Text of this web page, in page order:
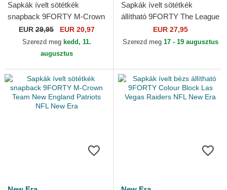
Sapkák ívelt sötétkék
snapback 9FORTY M-Crown
Team Houston Texans NFL
New Era
EUR29,95 EUR 20,97
Szerezd meg kedd, 11.
augusztus
Sapkák ívelt sötétkék
állítható 9FORTY The League
Tennessee Titans NFL New
Era
EUR 27,95
Szerezd meg 17 - 19 augusztus